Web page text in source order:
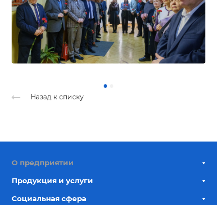
Назад к списку
О предприятии
Продукция и услуги
Социальная сфера